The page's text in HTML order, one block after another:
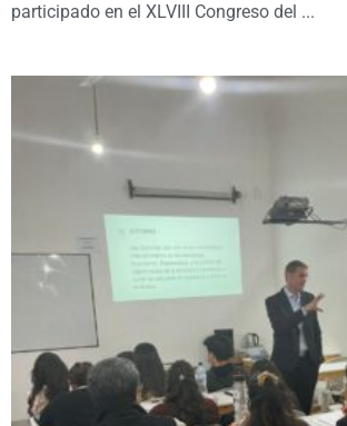
participado en el XLVIII Congreso del ...